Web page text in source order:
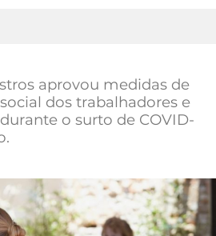
aprovou medidas de
dos trabalhadores e
o surto de COVID-